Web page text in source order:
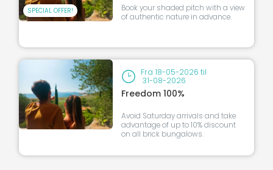
SPECIAL OFFER!
Book your shaded pitch with a view
of authentic nature in advance.
Fra 18-05-2026 til
31-08-2026
Freedom 100%
Avoid Saturday arrivals and take
advantage of up to 10% discount
on all brick bungalows.